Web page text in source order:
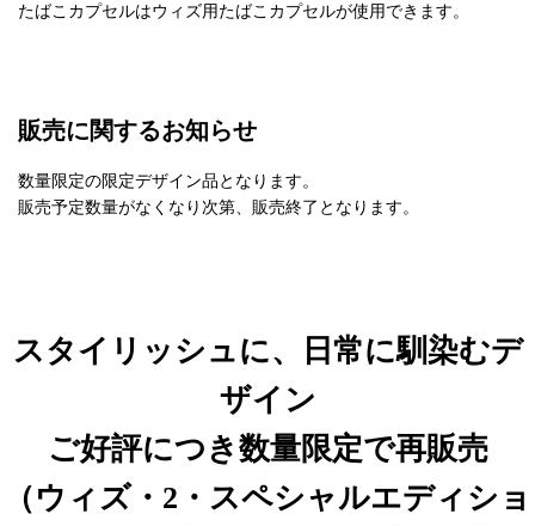
たばこカプセルはウィズ用たばこカプセルが使用できます。
販売に関するお知らせ
数量限定の限定デザイン品となります。
販売予定数量がなくなり次第、販売終了となります。
スタイリッシュに、日常に馴染むデ
ザイン
ご好評につき数量限定で再販売
（ウィズ・2・スペシャルエディショ